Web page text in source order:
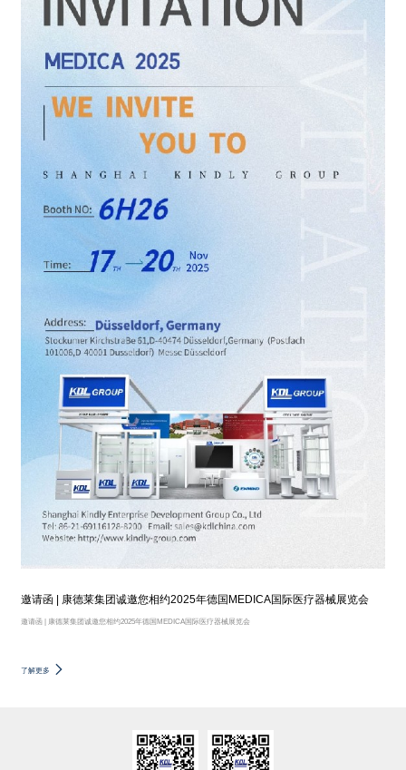
邀请函 | 康德莱集团诚邀您相约2025年德国MEDICA国际医疗器械展览会
邀请函 | 康德莱集团诚邀您相约2025年德国MEDICA国际医疗器械展览会
了解更多